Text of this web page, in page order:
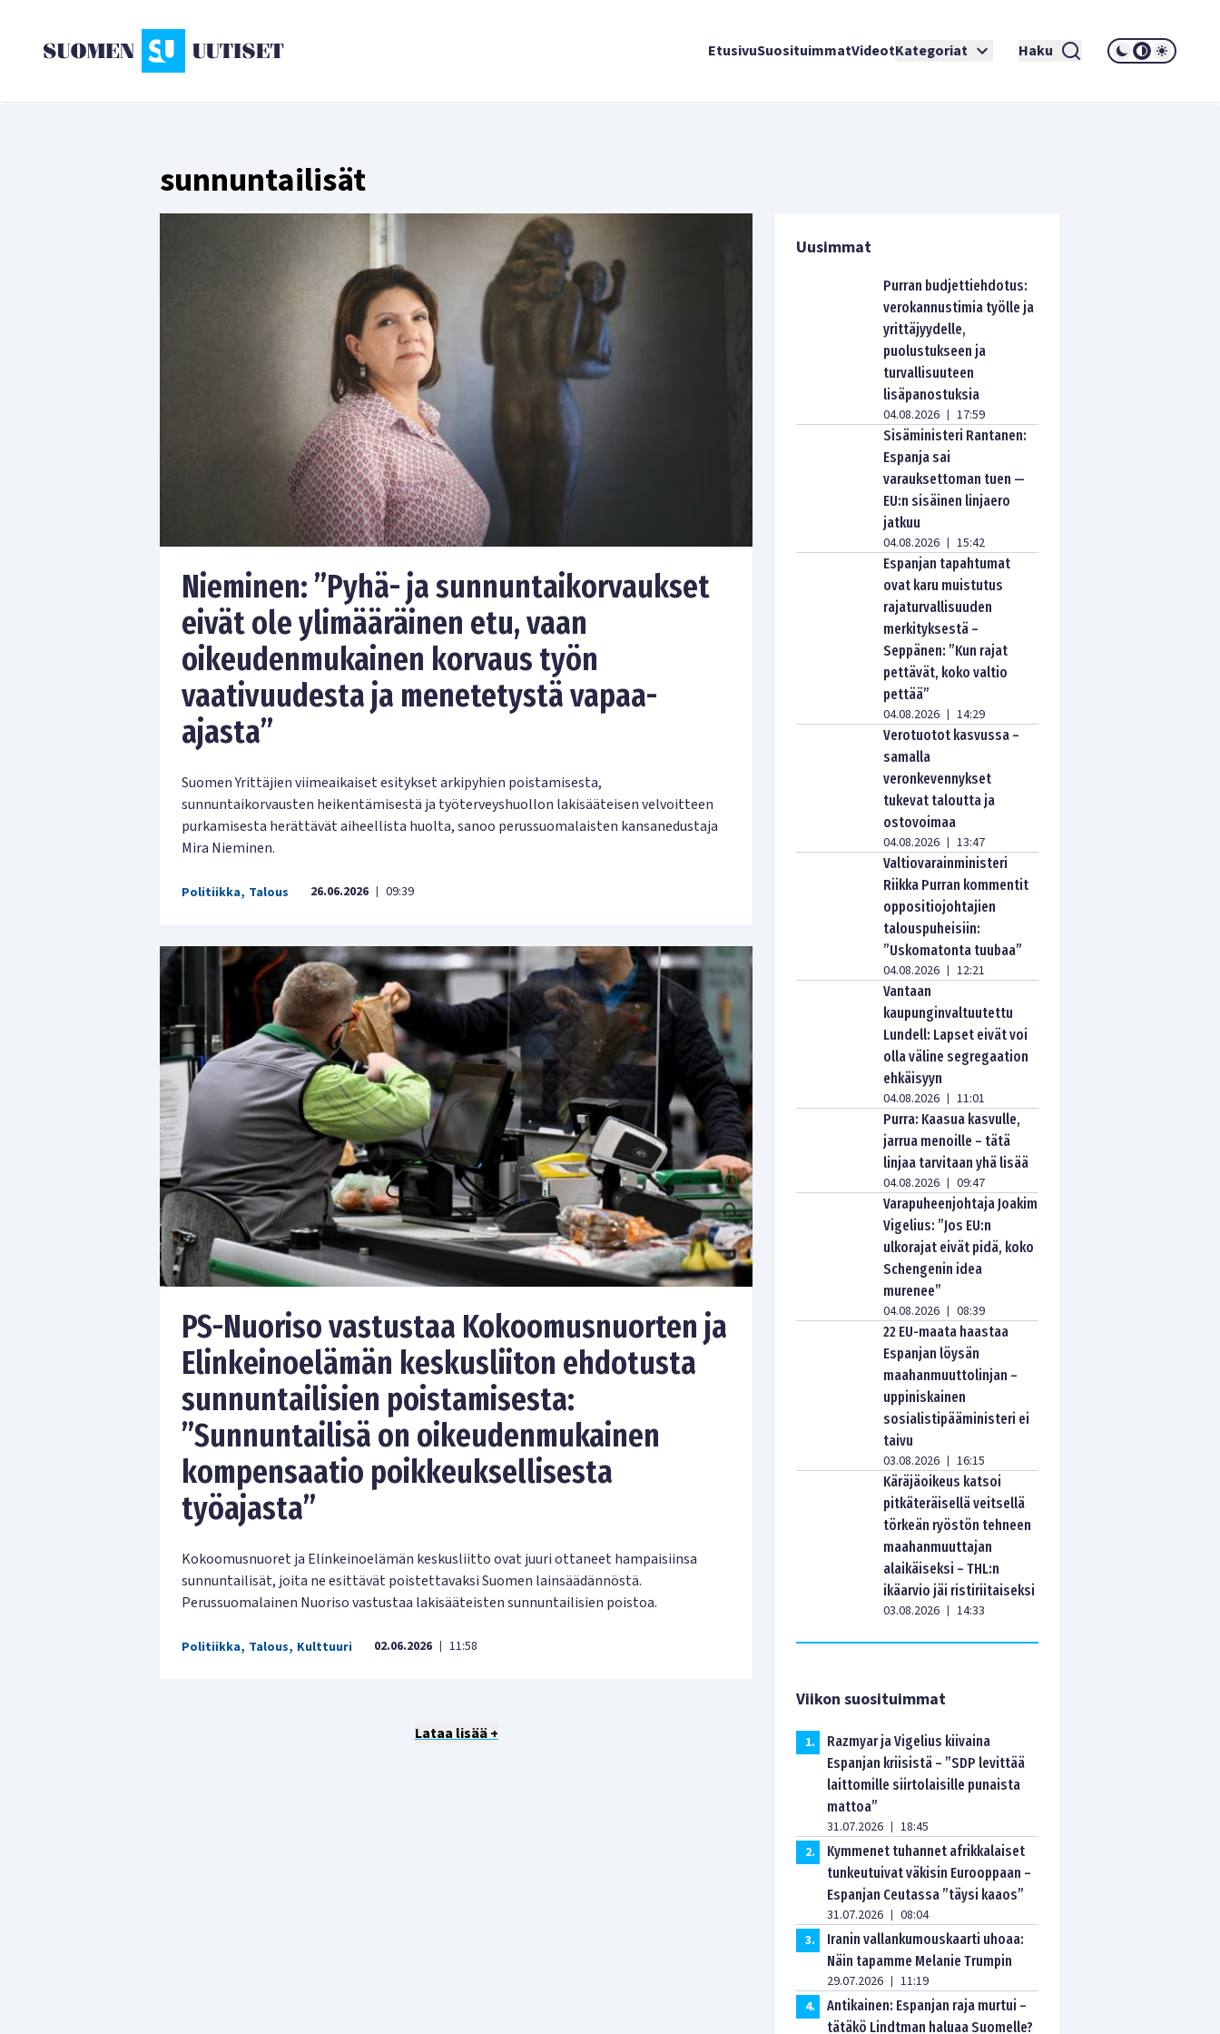
EtusivuSuosituimmatVideotKategoriat Haku
sunnuntailisät
Nieminen: ”Pyhä- ja sunnuntaikorvaukset
eivät ole ylimääräinen etu, vaan
oikeudenmukainen korvaus työn
vaativuudesta ja menetetystä vapaa-
ajasta”
Suomen Yrittäjien viimeaikaiset esitykset arkipyhien poistamisesta,
sunnuntaikorvausten heikentämisestä ja työterveyshuollon lakisääteisen velvoitteen
purkamisesta herättävät aiheellista huolta, sanoo perussuomalaisten kansanedustaja
Mira Nieminen.
Politiikka, Talous 26.06.2026 09:39
PS-Nuoriso vastustaa Kokoomusnuorten ja
Elinkeinoelämän keskusliiton ehdotusta
sunnuntailisien poistamisesta:
”Sunnuntailisä on oikeudenmukainen
kompensaatio poikkeuksellisesta
työajasta”
Kokoomusnuoret ja Elinkeinoelämän keskusliitto ovat juuri ottaneet hampaisiinsa
sunnuntailisät, joita ne esittävät poistettavaksi Suomen lainsäädännöstä.
Perussuomalainen Nuoriso vastustaa lakisääteisten sunnuntailisien poistoa.
Politiikka, Talous, Kulttuuri 02.06.2026 | 11:58
Lataa lisää +
Uusimmat
Purran budjettiehdotus:
verokannustimia työlle ja
yrittäjyydelle,
puolustukseen ja
turvallisuuteen
lisäpanostuksia
04.08.2026 | 17:59
Sisäministeri Rantanen:
Espanja sai
varauksettoman tuen —
EU:n sisäinen linjaero
jatkuu
04.08.2026 | 15:42
Espanjan tapahtumat
ovat karu muistutus
rajaturvallisuuden
merkityksestä –
Seppänen: ”Kun rajat
pettävät, koko valtio
pettää”
04.08.2026 | 14:29
Verotuotot kasvussa –
samalla
veronkevennykset
tukevat taloutta ja
ostovoimaa
04.08.2026 | 13:47
Valtiovarainministeri
Riikka Purran kommentit
oppositiojohtajien
talouspuheisiin:
”Uskomatonta tuubaa”
04.08.2026 | 12:21
Vantaan
kaupunginvaltuutettu
Lundell: Lapset eivät voi
olla väline segregaation
ehkäisyyn
04.08.2026 | 11:01
Purra: Kaasua kasvulle,
jarrua menoille – tätä
linjaa tarvitaan yhä lisää
04.08.2026 | 09:47
Varapuheenjohtaja Joakim
Vigelius: ”Jos EU:n
ulkorajat eivät pidä, koko
Schengenin idea
murenee”
04.08.2026 | 08:39
22 EU-maata haastaa
Espanjan löysän
maahanmuuttolinjan –
uppiniskainen
sosialistipääministeri ei
taivu
03.08.2026 | 16:15
Käräjäoikeus katsoi
pitkäteräisellä veitsellä
törkeän ryöstön tehneen
maahanmuuttajan
alaikäiseksi – THL:n
ikäarvio jäi ristiriitaiseksi
03.08.2026 | 14:33
Viikon suosituimmat
1.
Razmyar ja Vigelius kiivaina
Espanjan kriisistä – ”SDP levittää
laittomille siirtolaisille punaista
mattoa”
31.07.2026 | 18:45
2.
Kymmenet tuhannet afrikkalaiset
tunkeutuivat väkisin Eurooppaan –
Espanjan Ceutassa ”täysi kaaos”
31.07.2026 | 08:04
3.
Iranin vallankumouskaarti uhoaa:
Näin tapamme Melanie Trumpin
29.07.2026 | 11:19
4.
Antikainen: Espanjan raja murtui –
tätäkö Lindtman haluaa Suomelle?